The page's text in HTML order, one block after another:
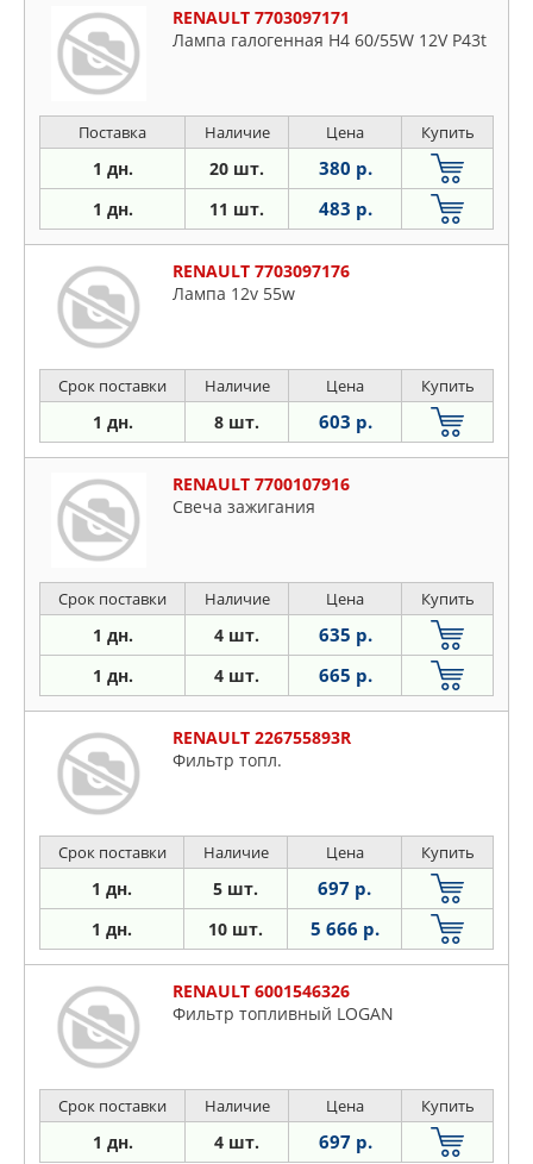
RENAULT 7703097171
Лампа галогенная H4 60/55W 12V P43t
Поставка Наличие Цена Купить
1 дн. 20 шт. 380 р.
1 дн. 11 шт. 483 р.
RENAULT 7703097176
Лампа 12v 55w
Срок поставки Наличие Цена Купить
1 дн. 8 шт. 603 р.
RENAULT 7700107916
Свеча зажигания
Срок поставки Наличие Цена Купить
1 дн. 4 шт. 635 р.
1 дн. 4 шт. 665 р.
RENAULT 226755893R
Фильтр топл.
Срок поставки Наличие Цена Купить
1 дн. 5 шт. 697 р.
1 дн. 10 шт. 5 666 р.
RENAULT 6001546326
Фильтр топливный LOGAN
Срок поставки Наличие Цена Купить
1 дн. 4 шт. 697 р.